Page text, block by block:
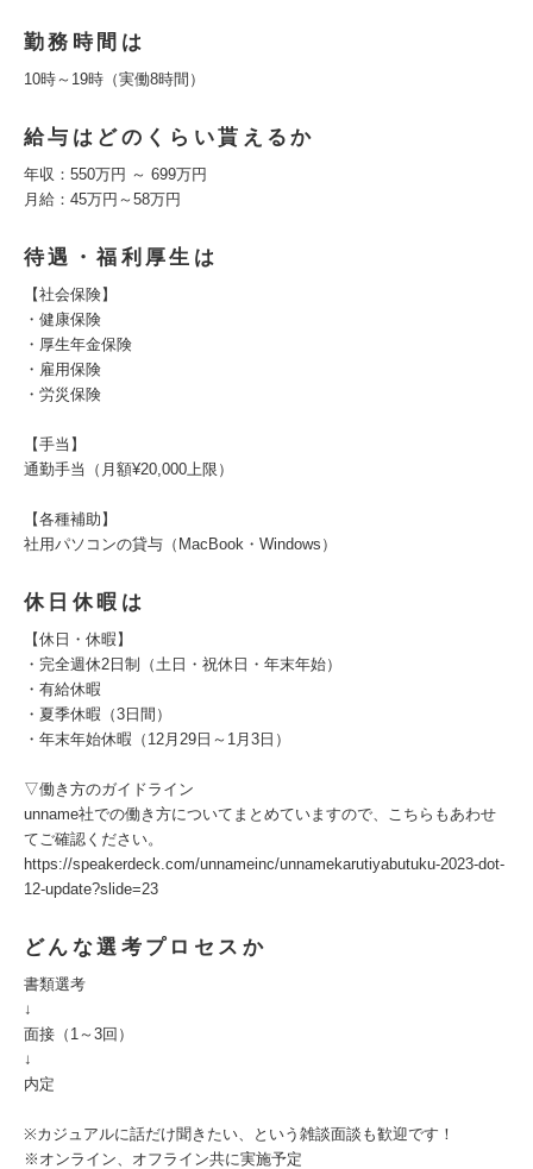
勤務時間は
10時～19時（実働8時間）
給与はどのくらい貰えるか
年収：550万円 ～ 699万円
月給：45万円～58万円
待遇・福利厚生は
【社会保険】
・健康保険
・厚生年金保険
・雇用保険
・労災保険
【手当】
通勤手当（月額¥20,000上限）
【各種補助】
社用パソコンの貸与（MacBook・Windows）
休日休暇は
【休日・休暇】
・完全週休2日制（土日・祝休日・年末年始）
・有給休暇
・夏季休暇（3日間）
・年末年始休暇（12月29日～1月3日）
▽働き方のガイドライン
unname社での働き方についてまとめていますので、こちらもあわせ
てご確認ください。
https://speakerdeck.com/unnameinc/unnamekarutiyabutuku-2023-dot-
12-update?slide=23
どんな選考プロセスか
書類選考
↓
面接（1～3回）
↓
内定
※カジュアルに話だけ聞きたい、という雑談面談も歓迎です！
※オンライン、オフライン共に実施予定